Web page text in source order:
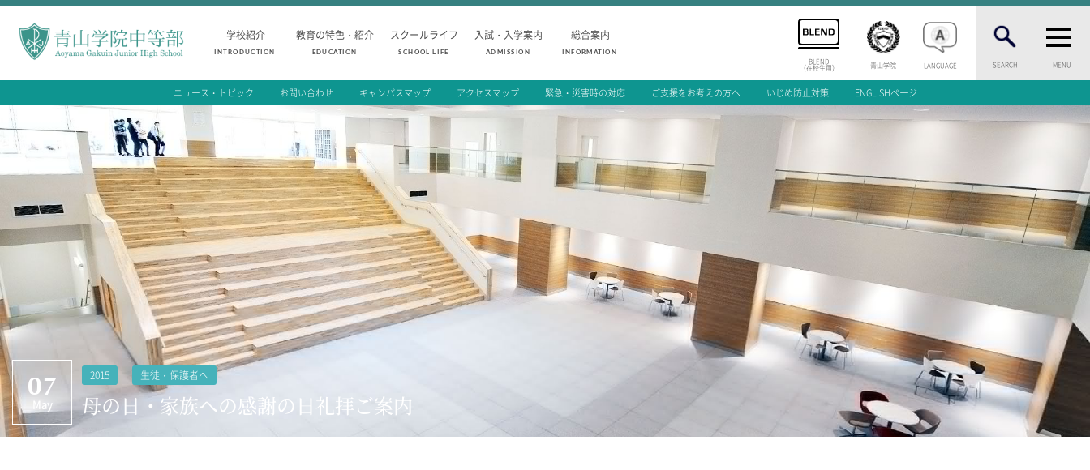
学校紹介
INTRODUCTION
教育の特色・紹介
EDUCATION
スクールライフ
SCHOOL LIFE
入試・入学案内
ADMISSION
総合案内
INFORMATION
BLEND
（在校生用） 青山学院 LANGUAGE SEARCH MENU
学校紹介
中等部 部長挨拶
教育理念・目標
中等部の歴史
特色ある教育
生徒数・教職員数
一貫校の流れ
卒業生インタビュー
メディアライブラリー
AOYAMA STYLE
教育の特色・紹介
教育課程
教科学習
キリスト教教育
国際交流
SCHOOL LIFE
スクールライフ
スクールカレンダー
1日の流れ
施設設備紹介
制服紹介
進学・進路
学友会
生徒の作品
ADMISSION
入試・入学案内
志願者速報
合格者発表
入学金・学費等一覧
入試問題
学校案内
公開行事の紹介
編入学・転入学試験
よくあるご質問
INFORMATION
総合案内
お問い合わせ
キャンパスマップ
アクセスマップ
緊急・災害時の対応
ENGLISHページ
採用情報
地の塩、世の光（スクールモットー）
ニュース・トピック お問い合わせ キャンパスマップ アクセスマップ 緊急・災害時の対応 ご支援をお考えの方へ いじめ防止対策 ENGLISHページ
07
May
2015 生徒・保護者へ
母の日・家族への感謝の日礼拝ご案内